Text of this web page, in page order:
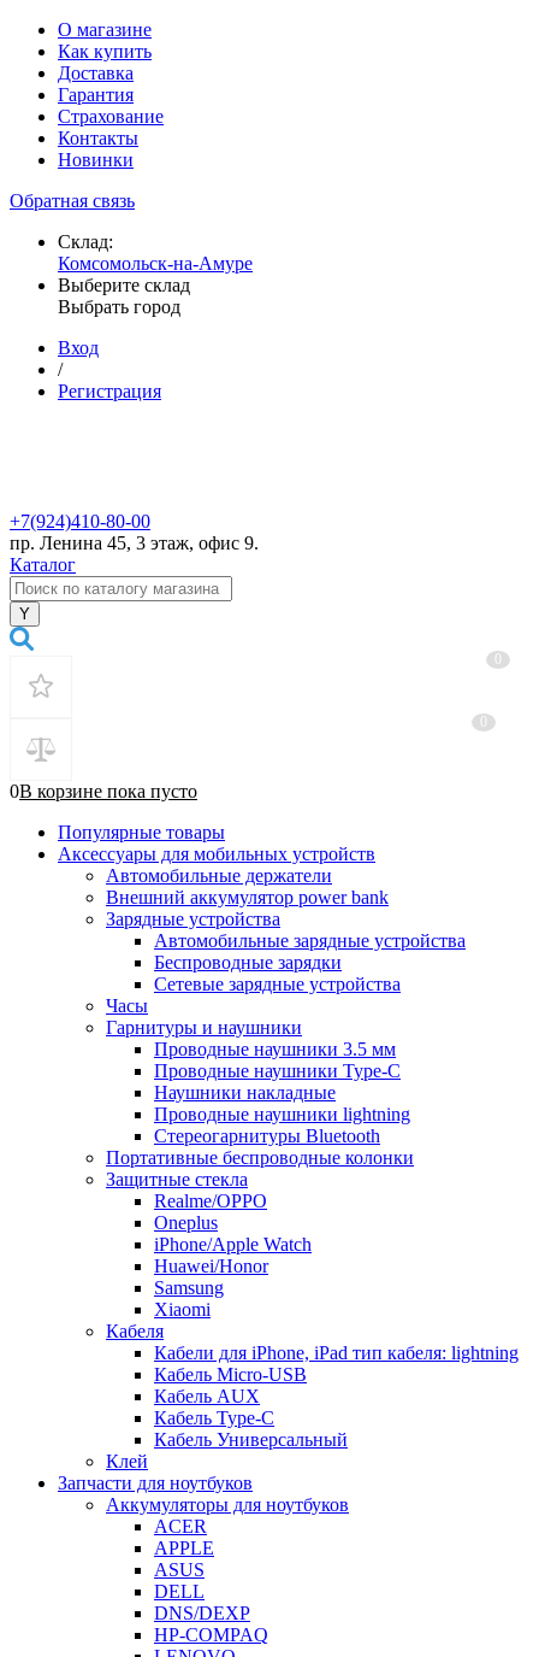
О магазине
Как купить
Доставка
Гарантия
Страхование
Контакты
Новинки
Обратная связь
Склад:
Комсомольск-на-Амуре
Выберите склад
Выбрать город
Вход
/
Регистрация
+7(924)410-80-00
пр. Ленина 45, 3 этаж, офис 9.
Каталог
0В корзине пока пусто
Популярные товары
Аксессуары для мобильных устройств
Автомобильные держатели
Внешний аккумулятор power bank
Зарядные устройства
Автомобильные зарядные устройства
Беспроводные зарядки
Сетевые зарядные устройства
Часы
Гарнитуры и наушники
Проводные наушники 3.5 мм
Проводные наушники Type-C
Наушники накладные
Проводные наушники lightning
Стереогарнитуры Bluetooth
Портативные беспроводные колонки
Защитные стекла
Realme/OPPO
Oneplus
iPhone/Apple Watch
Huawei/Honor
Samsung
Xiaomi
Кабеля
Кабели для iPhone, iPad тип кабеля: lightning
Кабель Micro-USB
Кабель AUX
Кабель Type-C
Кабель Универсальный
Клей
Запчасти для ноутбуков
Аккумуляторы для ноутбуков
ACER
APPLE
ASUS
DELL
DNS/DEXP
HP-COMPAQ